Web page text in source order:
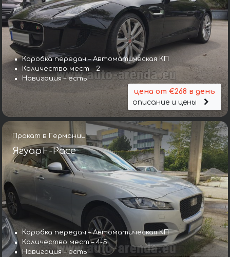
Коробка передач – Автоматическая КП
Количество мест – 2
Навигация – есть
цена от €268 в день
описание и цены
Прокат в Германии
Ягуар F-Pace
Коробка передач – Автоматическая КП
Количество мест – 4-5
Навигация – есть